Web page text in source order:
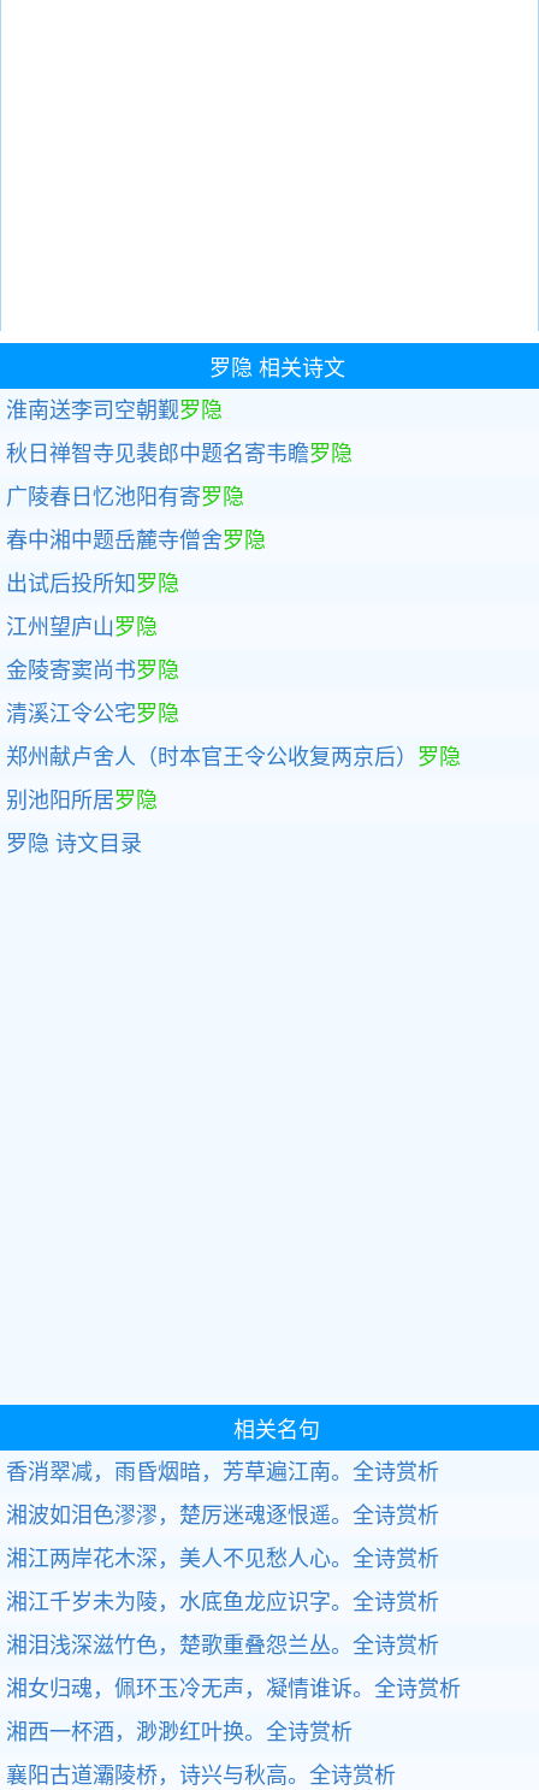
罗隐 相关诗文
淮南送李司空朝觐罗隐
秋日禅智寺见裴郎中题名寄韦瞻罗隐
广陵春日忆池阳有寄罗隐
春中湘中题岳麓寺僧舍罗隐
出试后投所知 罗隐
江州望庐山罗隐
金陵寄窦尚书罗隐
清溪江令公宅罗隐
郑州献卢舍人（时本官王令公收复两京后） 罗隐
别池阳所居罗隐
罗隐 诗文目录
相关名句
香消翠减，雨昏烟暗，芳草遍江南。全诗赏析
湘波如泪色漻漻，楚厉迷魂逐恨遥。全诗赏析
湘江两岸花木深，美人不见愁人心。全诗赏析
湘江千岁未为陵，水底鱼龙应识字。全诗赏析
湘泪浅深滋竹色，楚歌重叠怨兰丛。全诗赏析
湘女归魂，佩环玉冷无声，凝情谁诉。全诗赏析
湘西一杯酒，渺渺红叶换。全诗赏析
襄阳古道灞陵桥，诗兴与秋高。全诗赏析